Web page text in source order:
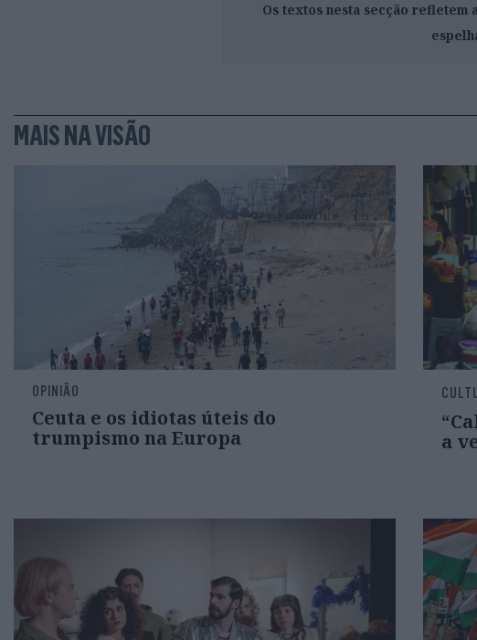
Os textos nesta secção refletem
MAIS NA VISÃO
OPINIÃO
Ceuta e os idiotas úteis do
trumpismo na Europa
a